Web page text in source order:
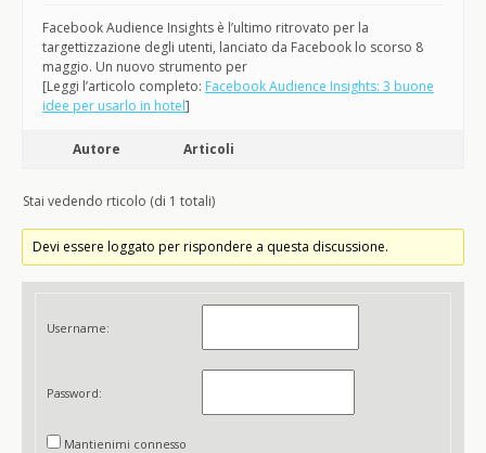
Facebook Audience Insights è l’ultimo ritrovato per la
targettizzazione degli utenti, lanciato da Facebook lo scorso 8
maggio. Un nuovo strumento per
[Leggi l’articolo completo: Facebook Audience Insights: 3 buone
idee per usarlo in hotel]
Autore Articoli
Stai vedendo rticolo (di 1 totali)
Devi essere loggato per rispondere a questa discussione.
Username:
Password:
Mantienimi connesso